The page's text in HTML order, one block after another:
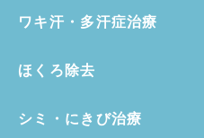
ワキ汗・多汗症治療
ほくろ除去
シミ・にきび治療